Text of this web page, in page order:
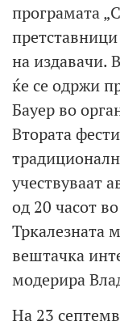
програмата
на издавачи.
ќе се одржи
Бауер во
Втората
учествуваат
од 20 часот
Тркалезната
вештачка
модерира
На 23